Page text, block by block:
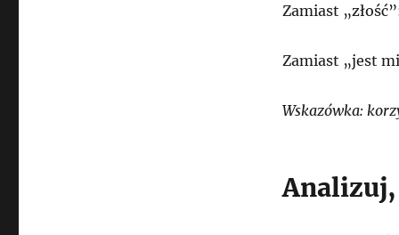
Zamiast
Zamiast „jest
Wskazówka:
Analizuj,